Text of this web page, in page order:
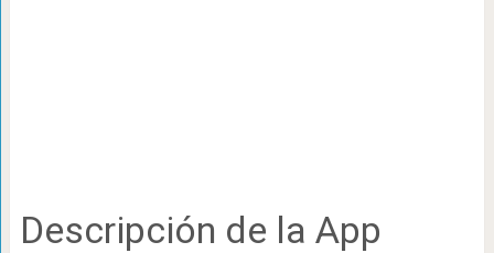
Descripción de la App